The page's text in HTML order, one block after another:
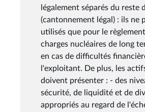
légalement séparés du reste
(cantonnement légal) : ils ne
utilisés que pour le
charges nucléaires de long
en cas de difficultés
l'exploitant. De plus, les
doivent présenter : - des
sécurité, de liquidité et de
appropriés au regard de